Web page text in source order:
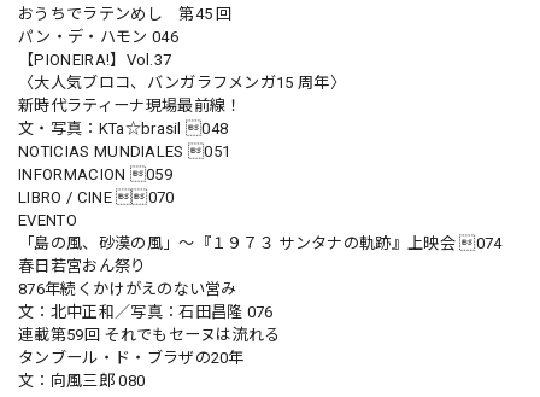
おうちでラテンめし 第45 回
パン・デ・ハモン 046
【PIONEIRA!】Vol.37
〈大人気ブロコ、バンガラフメンガ15 周年〉
新時代ラティーナ現場最前線！
文・写真：KTa☆brasil 048
NOTICIAS MUNDIALES 051
INFORMACION 059
LIBRO / CINE 070
EVENTO
「島の風、砂漠の風」〜『１９７３ サンタナの軌跡』上映会 074
春日若宮おん祭り
876年続くかけがえのない営み
文：北中正和／写真：石田昌隆 076
連載第59回 それでもセーヌは流れる
タンブール・ド・ブラザの20年
文：向風三郎 080